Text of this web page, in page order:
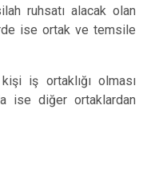
ruhsatı alacak olan
ise ortak ve temsile
iş ortaklığı olması
ise diğer ortaklardan